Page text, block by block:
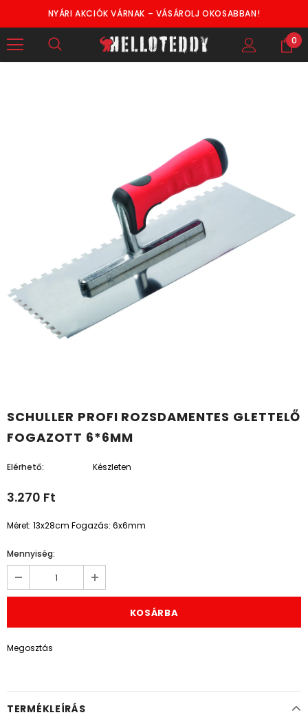
NYÁRI AKCIÓK VÁRNAK – VÁSÁROLJ OKOSABBAN!
0
SCHULLER PROFI ROZSDAMENTES GLETTELŐ
FOGAZOTT 6*6MM
Elérhető: Készleten
3.270 Ft
Méret: 13x28cm Fogazás: 6x6mm
Mennyiség:
Megosztás
TERMÉKLEÍRÁS